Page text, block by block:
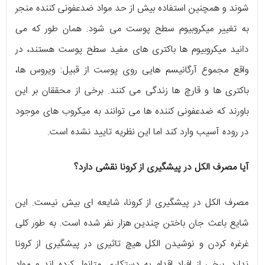
شوند و همچنین استفاده بیش از حد مواد ضدعفونی کننده منجر
به تغییر میکروبیوم سطح پوست می شود. همان طور که می
دانید میکروبیوم ها باکتری های مفید سطح پوست هستند، در
واقع مجموع آرگانیسم هایی روی پوست از قبیل: ویروس ها،
باکتری ها و قارچ ها زندگی می کنند. برخی از محققان بر این
باورند که ضدعفونی کننده ها می توانند به میکروب های موجود
در روده آسیب وارد کند اما این نظریه تایید نشده است.
آیا مصرف الکل در پیشگیری از کرونا نقشی دارد؟
مصرف الکل در پیشگیری از کرونا، شایعه ای بیش نیست. این
شایع باعث جان باختن چندین هزار نفر شده است. به طور کلی
غرغره کردن و نوشیدن الکل هیچ تاثیری در پیشگیری از کرونا